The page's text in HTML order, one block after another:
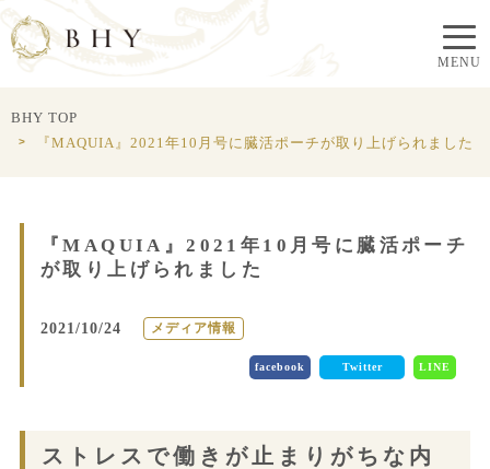
BHY TOP
『MAQUIA』2021年10月号に臓活ポーチが取り上げられました
『MAQUIA』2021年10月号に臓活ポーチ
が取り上げられました
2021/10/24 メディア情報
facebook Twitter LINE
ストレスで働きが止まりがちな内